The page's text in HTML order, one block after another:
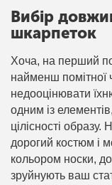
Вибір
шкарпеток
Хоча, на перший
найменш помітної
недооцінювати
одним із
цілісності
дорогий костюм і
кольором носки,
зруйнують ваш